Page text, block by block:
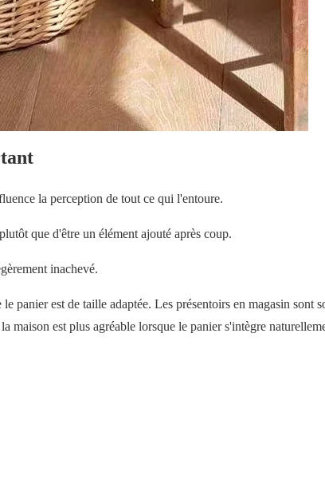
la perception de tout ce qui l'entoure.
que d'être un élément ajouté après coup.
inachevé.
panier est de taille adaptée. Les présentoirs en magasin sont
maison est plus agréable lorsque le panier s'intègre